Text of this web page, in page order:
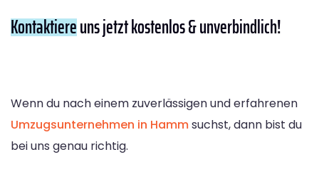
Kontaktiereuns jetzt kostenlos & unverbindlich!
Wenn du nach einem zuverlässigen und erfahrenen
Umzugsunternehmen in Hammsuchst, dann bist du
bei uns genau richtig.